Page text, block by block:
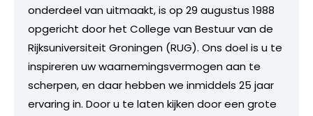
onderdeel van uitmaakt, is op 29 augustus 1988
opgericht door het College van Bestuur van de
Rijksuniversiteit Groningen (RUG). Ons doel is u te
inspireren uw waarnemingsvermogen aan te
scherpen, en daar hebben we inmiddels 25 jaar
ervaring in. Door u te laten kijken door een grote